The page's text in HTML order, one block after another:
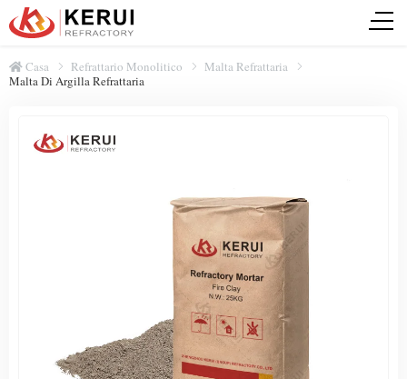
Casa Refrattario Monolitico
Malta Refrattaria
Malta Di Argilla Refrattaria